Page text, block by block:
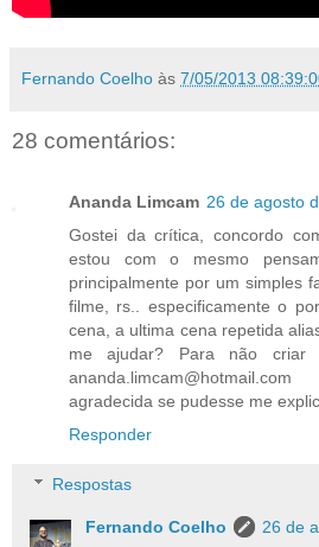
Fernando Coelho às 7/05/2013
28 comentários:
Ananda Limcam 26 de agosto
Gostei da crítica, concordo
estou com o mesmo
principalmente por um simples
filme, rs.. especificamente o
cena, a ultima cena repetida
me ajudar? Para não criar
agradecida se pudesse me
Responder
Respostas
Fernando Coelho
26 de